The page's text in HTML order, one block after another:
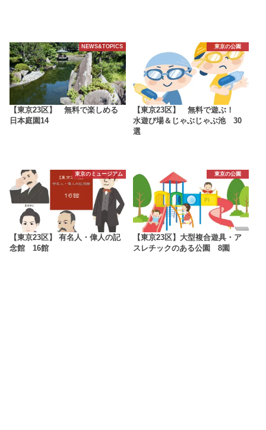
NEWS&TOPICS
【東京23区】 無料で楽しめる
日本庭園14
東京の公園
【東京23区】 無料で遊ぶ！
水遊び場＆じゃぶじゃぶ池 30
選
東京のミュージアム
【東京23区】 有名人・偉人の記
念館 16館
東京の公園
【東京23区】大型複合遊具・ア
スレチックのある公園 8園